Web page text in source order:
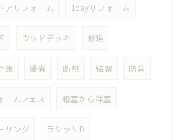
アリフォーム 1dayリフォーム
ウッドデッキ 修理
策 帰省 断熱 結露 防音
ームフェス 和室から洋室
リング ラシッサD